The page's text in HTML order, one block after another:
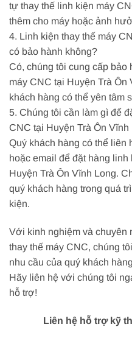
tự thay thế linh kiện máy
thêm cho máy hoặc ảnh
4. Linh kiện thay thế máy
có bảo hành không?
Có, chúng tôi cung cấp bảo
máy CNC tại Huyện Trà Ôn
khách hàng có thể yên tâm
5. Chúng tôi cần làm gì để
CNC tại Huyện Trà Ôn Vĩnh
Quý khách hàng có thể liên
hoặc email để đặt hàng
Huyện Trà Ôn Vĩnh Long.
quý khách hàng trong quá
kiện.
Với kinh nghiệm và chuyên
thay thế máy CNC, chúng
nhu cầu của quý khách
Hãy liên hệ với chúng tôi
hỗ trợ!
Liên hệ hỗ trợ kỹ